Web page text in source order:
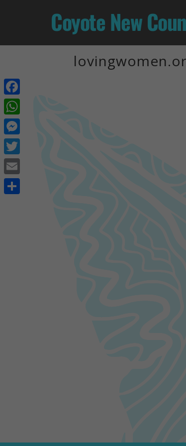
Coyote New
Facebook
WhatsApp
Messenger
Twitter
Email